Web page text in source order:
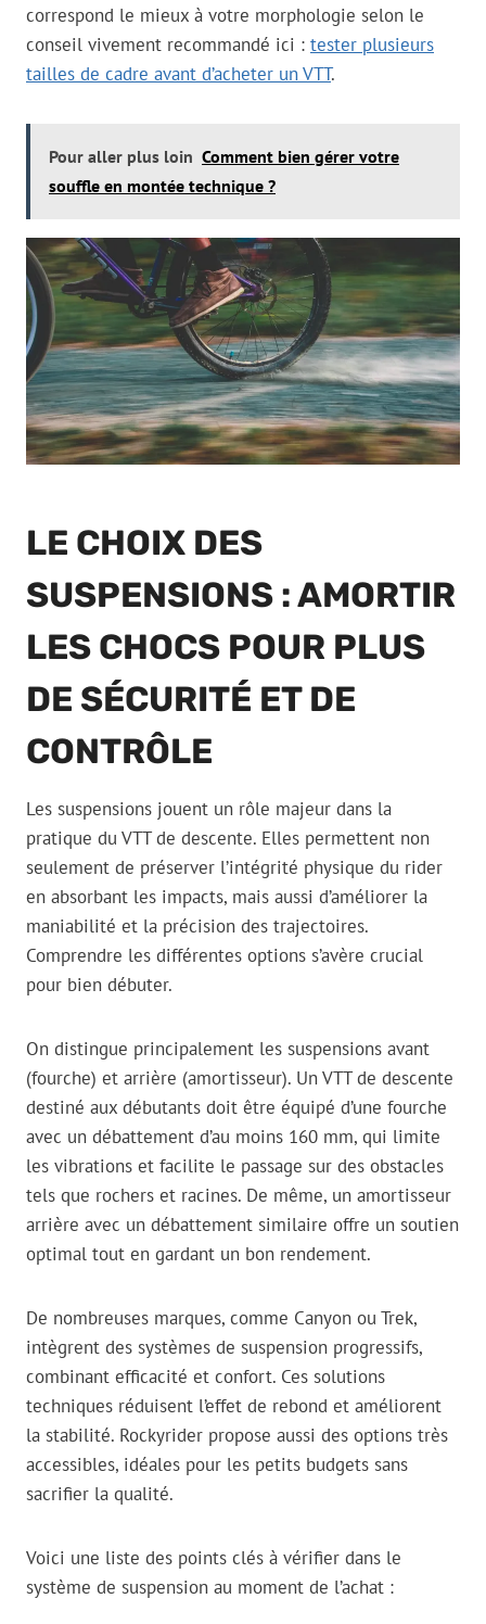
correspond le mieux à votre morphologie selon le
conseil vivement recommandé ici : tester plusieurs
tailles de cadre avant d’acheter un VTT.
Pour aller plus loin Comment bien gérer votre
souffle en montée technique ?
LE CHOIX DES
SUSPENSIONS : AMORTIR
LES CHOCS POUR PLUS
DE SÉCURITÉ ET DE
CONTRÔLE
Les suspensions jouent un rôle majeur dans la
pratique du VTT de descente. Elles permettent non
seulement de préserver l’intégrité physique du rider
en absorbant les impacts, mais aussi d’améliorer la
maniabilité et la précision des trajectoires.
Comprendre les différentes options s’avère crucial
pour bien débuter.
On distingue principalement les suspensions avant
(fourche) et arrière (amortisseur). Un VTT de descente
destiné aux débutants doit être équipé d’une fourche
avec un débattement d’au moins 160 mm, qui limite
les vibrations et facilite le passage sur des obstacles
tels que rochers et racines. De même, un amortisseur
arrière avec un débattement similaire offre un soutien
optimal tout en gardant un bon rendement.
De nombreuses marques, comme Canyon ou Trek,
intègrent des systèmes de suspension progressifs,
combinant efficacité et confort. Ces solutions
techniques réduisent l’effet de rebond et améliorent
la stabilité. Rockyrider propose aussi des options très
accessibles, idéales pour les petits budgets sans
sacrifier la qualité.
Voici une liste des points clés à vérifier dans le
système de suspension au moment de l’achat :